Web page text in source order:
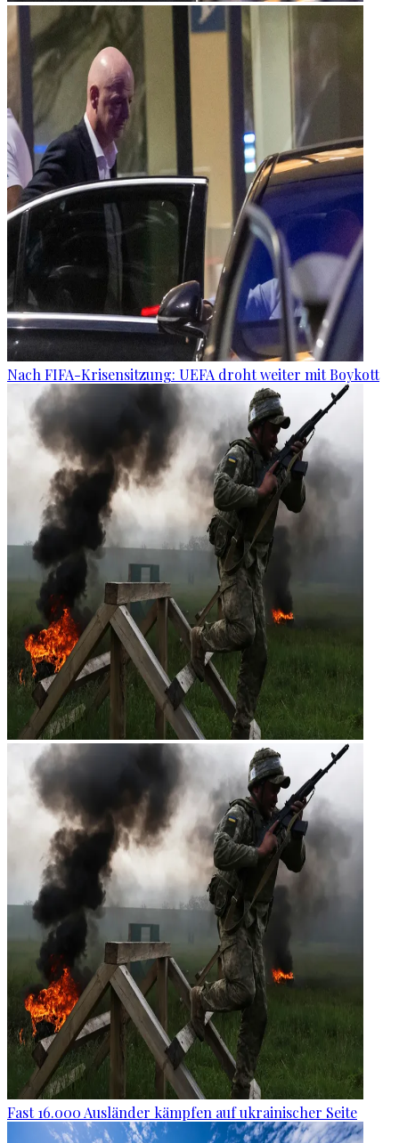
Nach FIFA-Krisensitzung: UEFA droht weiter mit Boykott
Fast 16.000 Ausländer kämpfen auf ukrainischer Seite